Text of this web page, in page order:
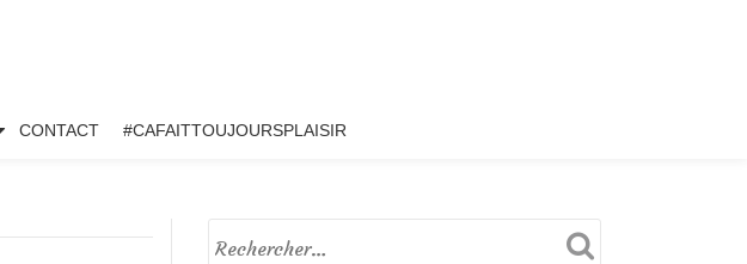
CONTACT #CAFAITTOUJOURSPLAISIR